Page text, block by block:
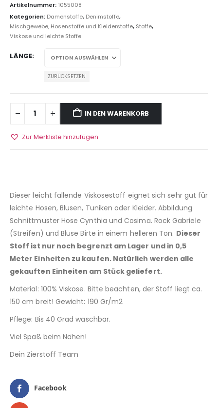
Artikelnummer: 1055008
Kategorien: Damenstoffe, Denimstoffe,
Mischgewebe, Hosenstoffe und Kleiderstoffe, Stoffe,
Viskose und leichte Stoffe
LÄNGE
ZURÜCKSETZEN
IN DEN WARENKORB
Zur Merkliste hinzufügen
Dieser leicht fallende Viskosestoff eignet sich sehr gut für
leichte Hosen, Blusen, Tuniken oder Kleider. Abbildung
Schnittmuster Hose Cynthia und Cosima. Rock Gabriele
(Streifen) und Bluse Birte in einem helleren Ton. Dieser
Stoff ist nur noch begrenzt am Lager und in 0,5
Meter Einheiten zu kaufen. Natürlich werden alle
gekauften Einheiten am Stück geliefert.
Material: 100% Viskose. Bitte beachten, der Stoff liegt ca.
150 cm breit! Gewicht: 190 Gr/m2
Pflege: Bis 40 Grad waschbar.
Viel Spaß beim Nähen!
Dein Zierstoff Team
Facebook